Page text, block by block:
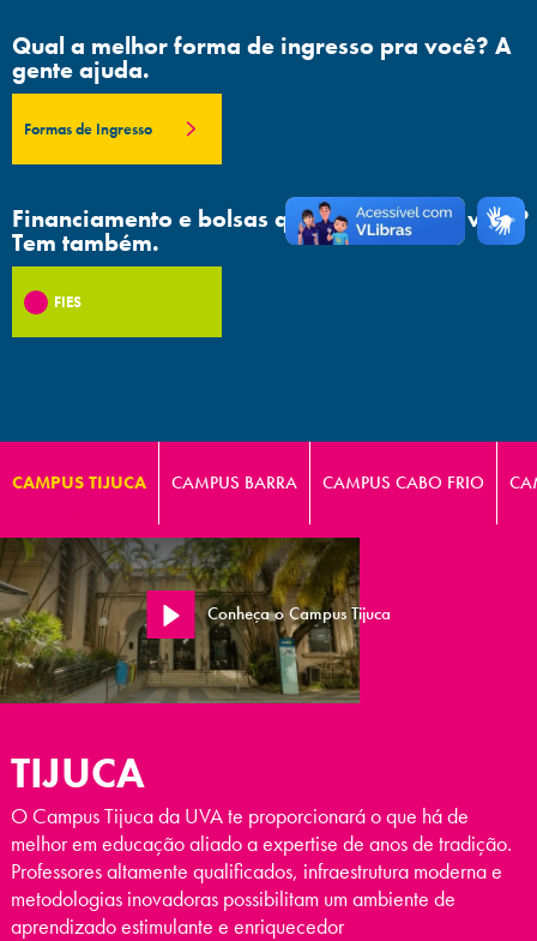
Qual a melhor forma de ingresso pra você? A
gente ajuda.
Formas de Ingresso
Financiamento e bolsas que facilitam sua vida?
Tem também.
FIES
Conheça o Campus Tijuca
CAMPUS TIJUCA CAMPUS BARRA CAMPUS CABO FRIO
TIJUCA
O Campus Tijuca da UVA te proporcionará o que há de
melhor em educação aliado a expertise de anos de tradição.
Professores altamente qualificados, infraestrutura moderna e
metodologias inovadoras possibilitam um ambiente de
aprendizado estimulante e enriquecedor